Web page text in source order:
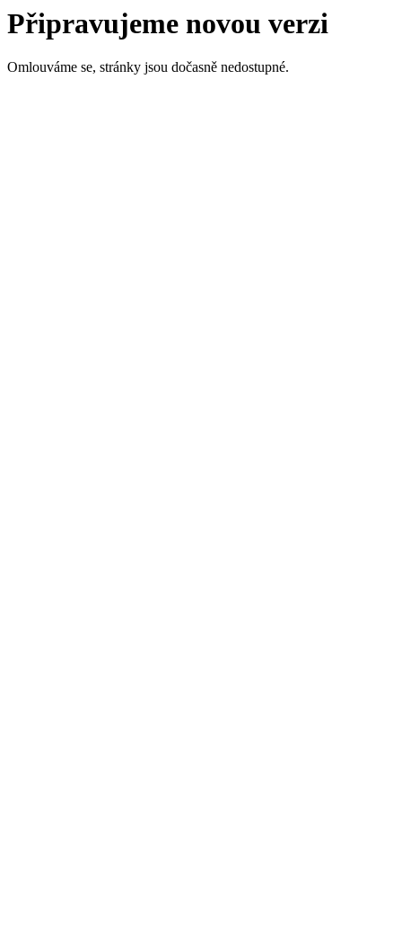
Připravujeme novou verzi
Omlouváme se, stránky jsou dočasně nedostupné.